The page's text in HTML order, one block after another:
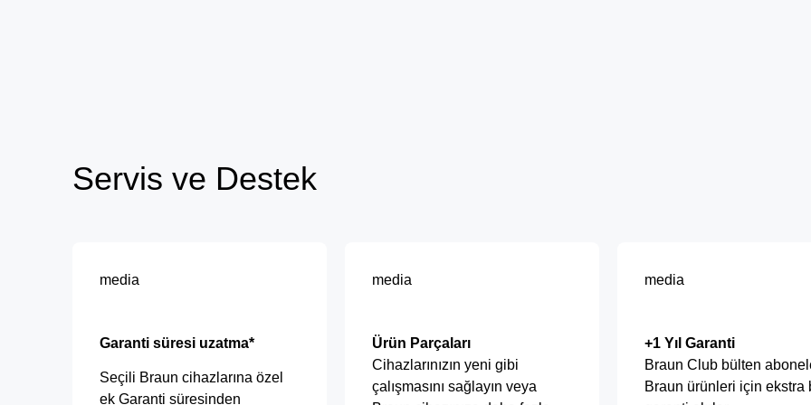
Servis ve Destek
media
Garanti süresi uzatma*
Seçili Braun cihazlarına özel
ek Garanti süresinden
media
Ürün Parçaları
Cihazlarınızın yeni gibi
çalışmasını sağlayın veya
media
+1 Yıl Garanti
Braun Club bülten
Braun ürünleri için ekstra